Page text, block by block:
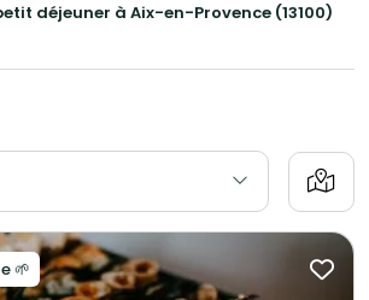
déjeuner à Aix-en-Provence (13100)
🌱